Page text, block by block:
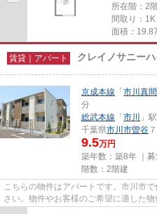
所在階：2
間取り：1K
面積：
賃貸｜アパート クレイノサニーハ
京成本線 「 市川真間
分
総武本線 「 市川
」
千葉県市川市曽谷
9.5万円
築年数：築8年 ｜募
階数：2階建
こちらの物件はアパートです。市川市
さい。物件やお客様のご希望に適した